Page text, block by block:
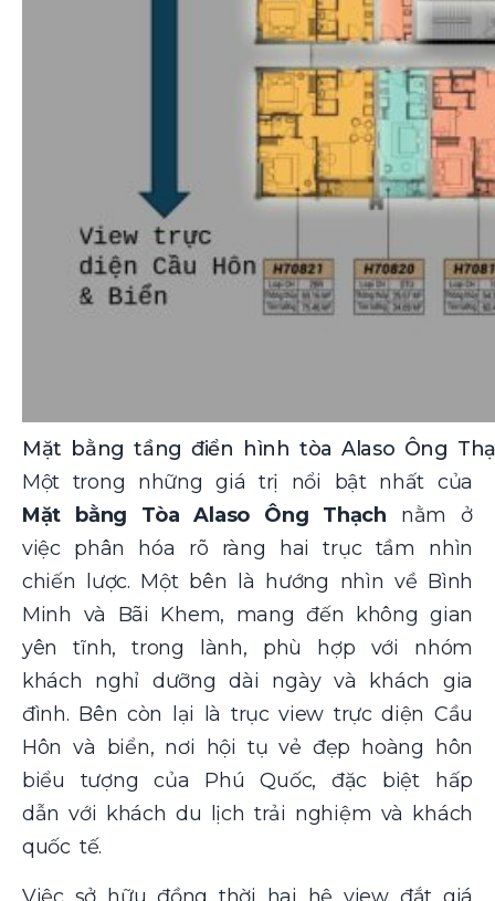
Mặt bằng tầng điển hình tòa Alaso Ông
Một trong những giá trị nổi bật nhất của
Mặt bằng Tòa Alaso Ông Thạch nằm ở
việc phân hóa rõ ràng hai trục tầm nhìn
chiến lược. Một bên là hướng nhìn về Bình
Minh và Bãi Khem, mang đến không gian
yên tĩnh, trong lành, phù hợp với nhóm
khách nghỉ dưỡng dài ngày và khách gia
đình. Bên còn lại là trục view trực diện Cầu
Hôn và biển, nơi hội tụ vẻ đẹp hoàng hôn
biểu tượng của Phú Quốc, đặc biệt hấp
dẫn với khách du lịch trải nghiệm và khách
quốc tế.